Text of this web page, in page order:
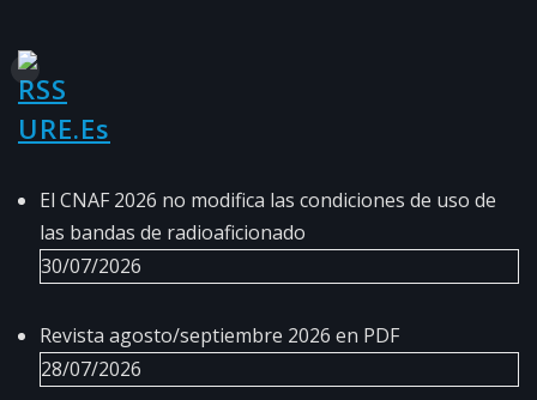
URE.es
El CNAF 2026 no modifica las condiciones de uso de
las bandas de radioaficionado
30/07/2026
Revista agosto/septiembre 2026 en PDF
28/07/2026